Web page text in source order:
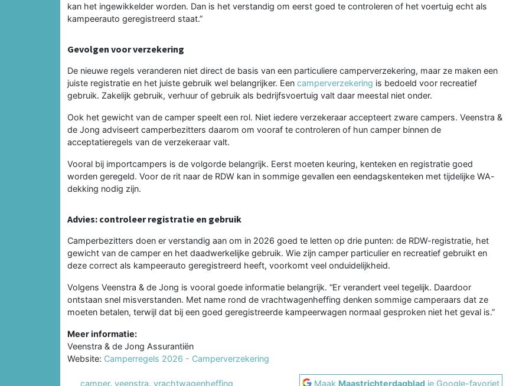
kan het ingewikkelder worden. Dan is het verstandig om eerst goed te controleren of het voertuig echt als
kampeerauto geregistreerd staat.”
Gevolgen voor verzekering
De nieuwe regels veranderen niet direct de basis van een particuliere camperverzekering, maar ze maken een
juiste registratie en het juiste gebruik wel belangrijker. Een camperverzekering is bedoeld voor recreatief
gebruik. Zakelijk gebruik, verhuur of gebruik als bedrijfsvoertuig valt daar meestal niet onder.
Ook het gewicht van de camper speelt een rol. Niet iedere verzekeraar accepteert zware campers. Veenstra &
de Jong adviseert camperbezitters daarom om vooraf te controleren of hun camper binnen de
acceptatieregels van de verzekeraar valt.
Vooral bij importcampers is de volgorde belangrijk. Eerst moeten keuring, kenteken en registratie goed
worden geregeld. Voor de rit naar de RDW kan in sommige gevallen een eendagskenteken met tijdelijke WA-
dekking nodig zijn.
Advies: controleer registratie en gebruik
Camperbezitters doen er verstandig aan om in 2026 goed te letten op drie punten: de RDW-registratie, het
gewicht van de camper en het daadwerkelijke gebruik. Wie zijn camper particulier en recreatief gebruikt en
deze correct als kampeerauto geregistreerd heeft, voorkomt veel onduidelijkheid.
Volgens Veenstra & de Jong is vooral goede informatie belangrijk. “Er verandert veel tegelijk. Daardoor
ontstaan snel misverstanden. Met name rond de vrachtwagenheffing denken sommige camperaars dat ze
moeten betalen, terwijl dat bij een goed geregistreerde kampeerwagen normaal gesproken niet het geval is.”
Meer informatie:
Veenstra & de Jong Assurantiën
Website: Camperregels 2026 - Camperverzekering
camper, veenstra, vrachtwagenheffing Maak Maastrichterdagblad je Google-favoriet